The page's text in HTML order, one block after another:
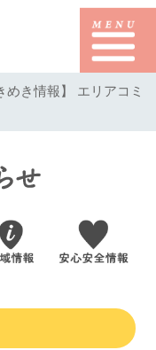
めき情報】 エリアコミ